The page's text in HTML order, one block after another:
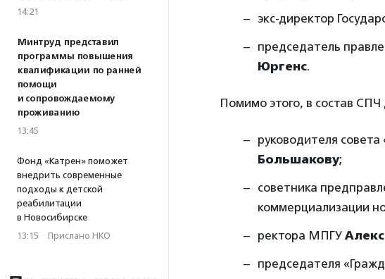
14:21
Минтруд представил
программы повышения
квалификации по ранней
помощи
и сопровождаемому
проживанию
13:45
Фонд «Катрен» поможет
внедрить современные
подходы к детской
реабилитации
в Новосибирске
13:15 · Прислано НКО
экс-директор
председатель
Юргенс.
Помимо этого, в состав
руководителя
Большакову;
советника
коммерциализации
ректора МПГУ
председателя